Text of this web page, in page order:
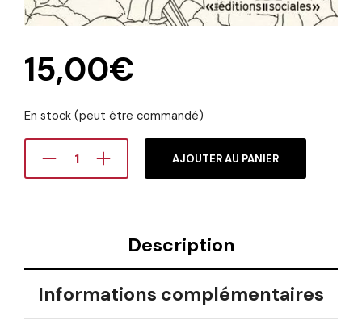
15,00€
En stock (peut être commandé)
AJOUTER AU PANIER
Description
Informations complémentaires